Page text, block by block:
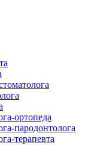
ортопеда
пародонтолога
терапевта